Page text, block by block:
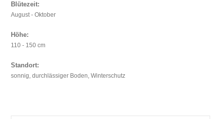
Blütezeit:
August - Oktober
Höhe:
110 - 150 cm
Standort:
sonnig, durchlässiger Boden, Winterschutz